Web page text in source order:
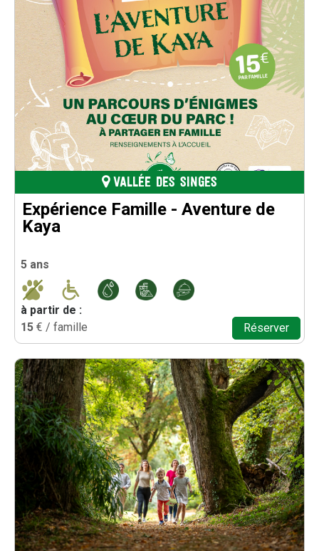
Expérience Famille - Aventure de
Kaya
VALLÉE DES SINGES
5 ans
à partir de :
15 € / famille Réserver